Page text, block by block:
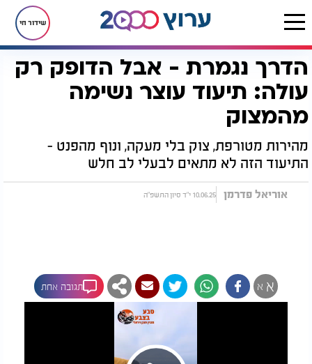
שידור חי
דף הבית רץ בוואטסאפ הדרך נגמרת - אבל הדופק רק עולה: תיעוד עוצר נשימה מהמצוק
הדרך נגמרת - אבל הדופק רק
עולה: תיעוד עוצר נשימה
מהמצוק
מהירות מטורפת, צוק בלי מעקה, ונוף מהפנט -
התיעוד הזה לא מתאים לבעלי לב חלש
אוריאל פדרמן 10.06.25 י"ד סיון התשפ"ה
א א תגובה אחת